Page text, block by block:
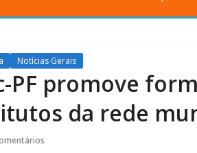
Notícias Gerais
PF promove
da rede